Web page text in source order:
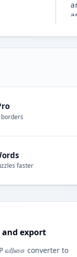
faster
export
வரிசை converter to